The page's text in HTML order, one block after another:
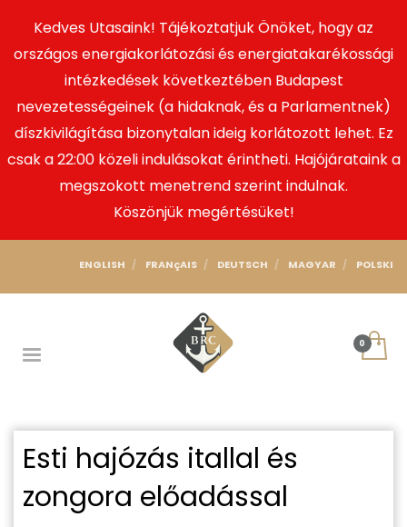
Kedves Utasaink! Tájékoztatjuk Önöket, hogy az
országos energiakorlátozási és energiatakarékossági
intézkedések következtében Budapest
nevezetességeinek (a hidaknak, és a Parlamentnek)
díszkivilágítása bizonytalan ideig korlátozott lehet. Ez
csak a 22:00 közeli indulásokat érintheti. Hajójárataink a
megszokott menetrend szerint indulnak.
Köszönjük megértésüket!
ENGLISH FRANçAIS DEUTSCH MAGYAR POLSKI
Esti hajózás itallal és
zongora előadással